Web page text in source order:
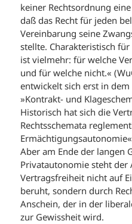
keiner Rechtsordnung
daß das Recht für jeden
Vereinbarung seine
stellte. Charakteristisch
ist vielmehr: für welche
und für welche nicht.«
entwickelt sich erst in dem
»Kontrakt- und
Historisch hat sich die
Rechtsschemata
Aber am Ende der langen
Privatautonomie steht der
Vertragsfreiheit nicht auf
beruht, sondern durch
Anschein, der in der
zur Gewissheit wird.